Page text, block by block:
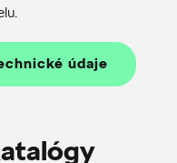
údaje